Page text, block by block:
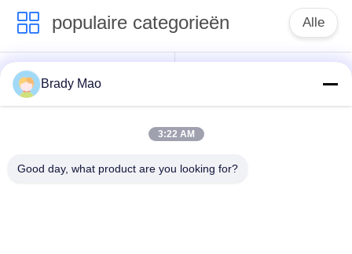
populaire categorieën Alle
De Antenne van
Omniwifi
De Antenne van het
Brady Mao
3:22 AM
Good day, what product are you looking for?